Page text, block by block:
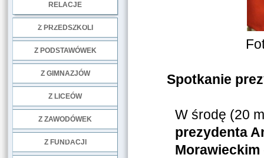
RELACJE
Z PRZEDSZKOLI
Z PODSTAWÓWEK
Z GIMNAZJÓW
Z LICEÓW
Z ZAWODÓWEK
Z FUNDACJI
Spotkanie
W środę (20
prezydenta